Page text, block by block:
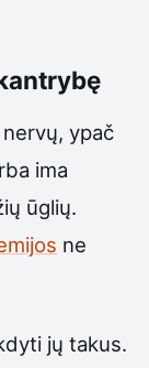
ypač
ima
ūglių.
ne
jų takus.